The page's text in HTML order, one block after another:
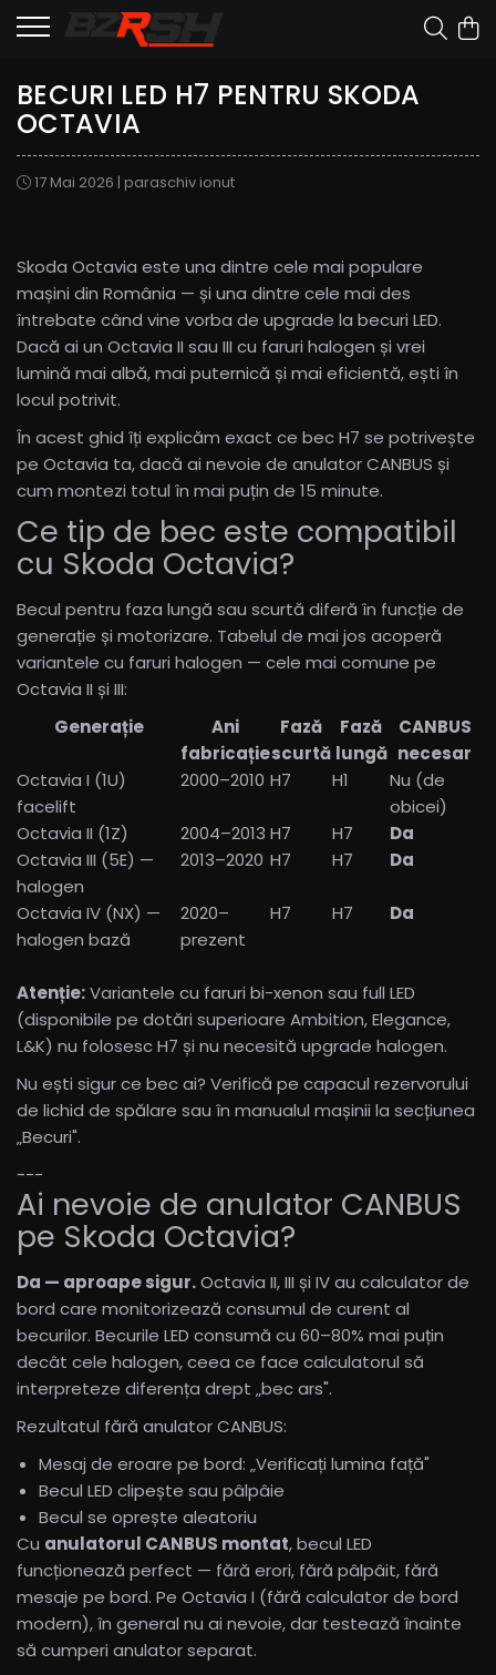
BECURI LED H7 PENTRU SKODA
OCTAVIA
17 Mai 2026 | paraschiv ionut
Skoda Octavia este una dintre cele mai populare
mașini din România — și una dintre cele mai des
întrebate când vine vorba de upgrade la becuri LED.
Dacă ai un Octavia II sau III cu faruri halogen și vrei
lumină mai albă, mai puternică și mai eficientă, ești în
locul potrivit.
În acest ghid îți explicăm exact ce bec H7 se potrivește
pe Octavia ta, dacă ai nevoie de anulator CANBUS și
cum montezi totul în mai puțin de 15 minute.
Ce tip de bec este compatibil
cu Skoda Octavia?
Becul pentru faza lungă sau scurtă diferă în funcție de
generație și motorizare. Tabelul de mai jos acoperă
variantele cu faruri halogen — cele mai comune pe
Octavia II și III:
Generație
Ani
fabricație
Fază
scurtă
Fază
lungă
CANBUS
necesar
Octavia I (1U)
facelift
2000–2010 H7 H1
Nu (de
obicei)
Octavia II (1Z)
2004–2013 H7 H7
Da
Octavia III (5E) —
halogen
2013–2020 H7 H7 Da
Octavia IV (NX) —
halogen bază
2020–
prezent
H7 H7 Da
Atenție:Variantele cu faruri bi-xenon sau full LED
(disponibile pe dotări superioare Ambition, Elegance,
L&K) nu folosesc H7 și nu necesită upgrade halogen.
Nu ești sigur ce bec ai? Verifică pe capacul rezervorului
de lichid de spălare sau în manualul mașinii la secțiunea
„Becuri".
---
Ai nevoie de anulator CANBUS
pe Skoda Octavia?
Da — aproape sigur.Octavia II, III și IV au calculator de
bord care monitorizează consumul de curent al
becurilor. Becurile LED consumă cu 60–80% mai puțin
decât cele halogen, ceea ce face calculatorul să
interpreteze diferența drept „bec ars".
Rezultatul fără anulator CANBUS:
Mesaj de eroare pe bord: „Verificați lumina față"
Becul LED clipește sau pâlpâie
Becul se oprește aleatoriu
Cu anulatorul CANBUS montat, becul LED
funcționează perfect — fără erori, fără pâlpâit, fără
mesaje pe bord. Pe Octavia I (fără calculator de bord
modern), în general nu ai nevoie, dar testează înainte
să cumperi anulator separat.